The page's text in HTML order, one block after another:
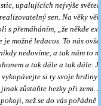
upalujících nejvýše
sen. Na věky
s přemáháním, „že někde
možné ledacos. To nás
nedovíme, a tak nám to
a tak dále a tak dále.
si ty svoje hrdiny
zůstaňte hezky při zemi.
než se do vás pořádně